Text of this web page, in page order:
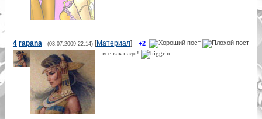
+2
4 rapana (03.07.2009 22:14)[Материал]
все как надо!